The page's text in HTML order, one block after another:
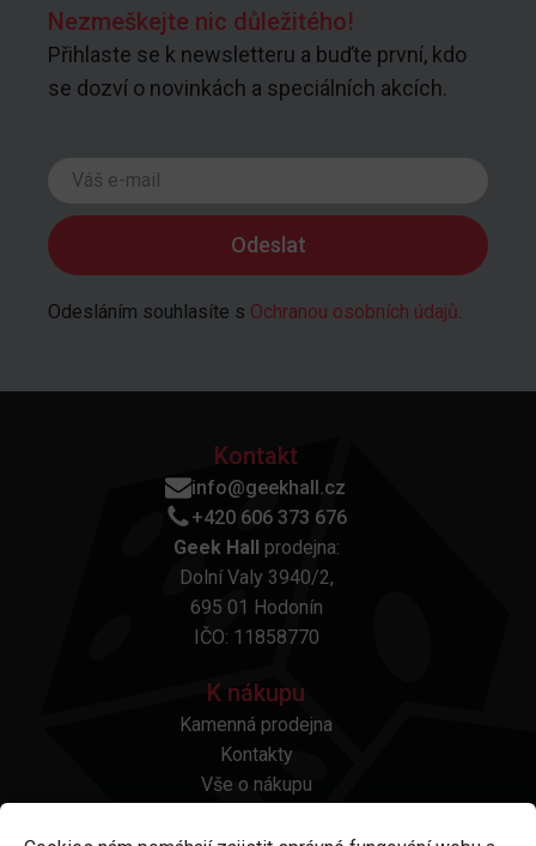
Nezmeškejte nic důležitého!
Přihlaste se k newsletteru a buďte první, kdo
se dozví o novinkách a speciálních akcích.
Odesláním souhlasíte s Ochranou osobních údajů
Kontakt
info@geekhall.cz
+420 606 373 676
Geek Hall prodejna:
Dolní Valy 3940/2,
695 01 Hodonín
IČO: 11858770
K nákupu
Kamenná prodejna
Kontakty
Vše o nákupu